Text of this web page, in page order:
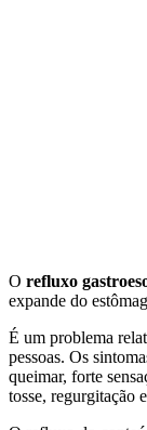
O refluxo
expande do
É um problema
pessoas. Os
queimar, forte
tosse, regurgitação